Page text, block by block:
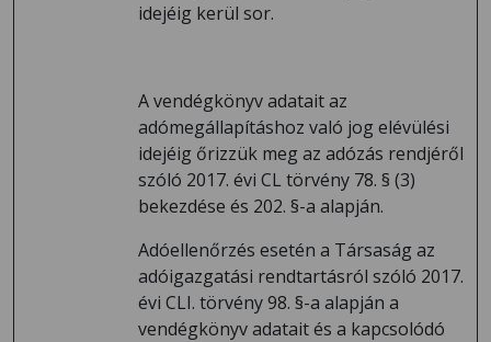
idejéig kerül sor.
A vendégkönyv adatait az
adómegállapításhoz való jog elévülési
idejéig őrizzük meg az adózás rendjéről
szóló 2017. évi CL törvény 78. § (3)
bekezdése és 202. §-a alapján.
Adóellenőrzés esetén a Társaság az
adóigazgatási rendtartásról szóló 2017.
évi CLI. törvény 98. §-a alapján a
vendégkönyv adatait és a kapcsolódó